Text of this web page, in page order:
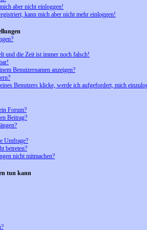
aber nicht einloggen!
kann mich aber nicht mehr einloggen!
und die Zeit ist immer noch falsch!
Benutzernamen anzeigen?
Benutzers klicke, werde ich aufgefordert, mich
Forum?
Beitrag?
Umfrage?
betreten?
nicht mitmachen?
tun kann